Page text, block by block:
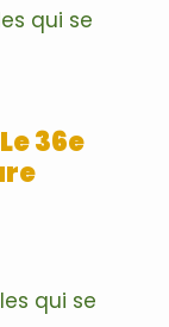
qui se
36e
qui se